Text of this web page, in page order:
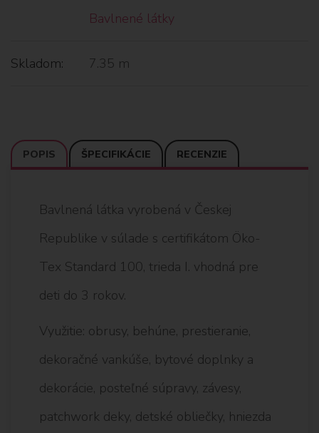
Bavlnené látky
Skladom: 7.35 m
POPIS ŠPECIFIKÁCIE RECENZIE
Bavlnená látka vyrobená v Českej
Republike v súlade s certifikátom Öko-
Tex Standard 100, trieda I. vhodná pre
deti do 3 rokov.
Využitie: obrusy, behúne, prestieranie,
dekoračné vankúše, bytové doplnky a
dekorácie, posteľné súpravy, závesy,
patchwork deky, detské obliečky, hniezda